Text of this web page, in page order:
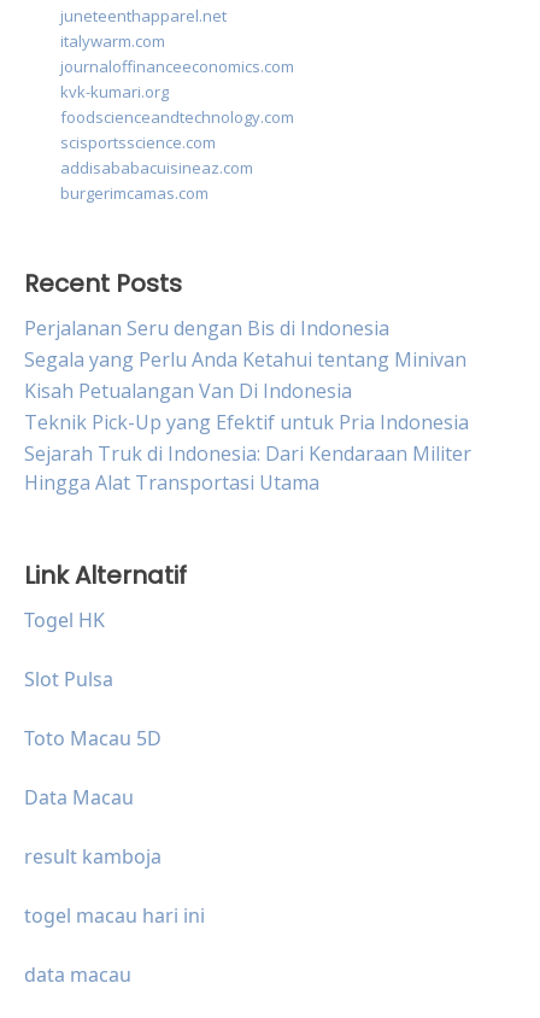
juneteenthapparel.net
italywarm.com
journaloffinanceeconomics.com
kvk-kumari.org
foodscienceandtechnology.com
scisportsscience.com
addisababacuisineaz.com
burgerimcamas.com
Recent Posts
Perjalanan Seru dengan Bis di Indonesia
Segala yang Perlu Anda Ketahui tentang Minivan
Kisah Petualangan Van Di Indonesia
Teknik Pick-Up yang Efektif untuk Pria Indonesia
Sejarah Truk di Indonesia: Dari Kendaraan Militer
Hingga Alat Transportasi Utama
Link Alternatif
Togel HK
Slot Pulsa
Toto Macau 5D
Data Macau
result kamboja
togel macau hari ini
data macau